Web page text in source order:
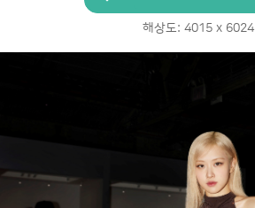
해상도: 4015 x 6024